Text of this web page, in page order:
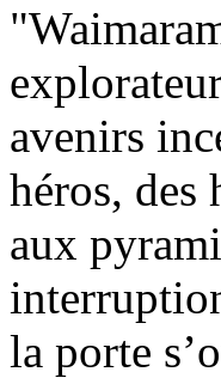
avenirs
héros, des
aux
la porte